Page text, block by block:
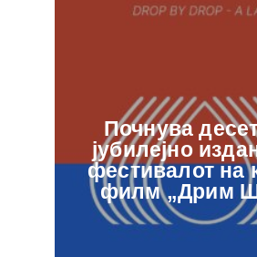
Почнува
јубилејно
фестивалот на
филм „Дрим